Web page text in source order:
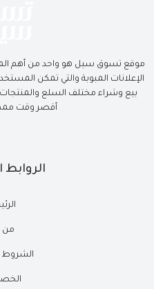
موقع تسوق سيل هو واحد من أهم
الإعلانات المبوبة والتي تمكن
بيع وشراء مختلف السلع والمنتجات
أقصر وقت
الروابط
من
الشروط